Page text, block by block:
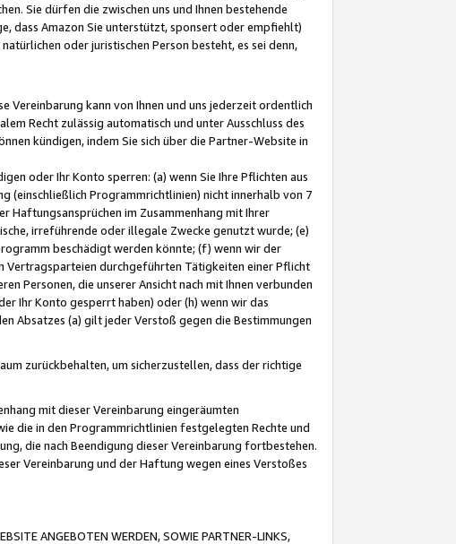
Sie dürfen die zwischen uns und Ihnen bestehende
dass Amazon Sie unterstützt, sponsert oder empfiehlt)
oder juristischen Person besteht, es sei denn,
Vereinbarung kann von Ihnen und uns jederzeit ordentlich
Recht zulässig automatisch und unter Ausschluss des
kündigen, indem Sie sich über die Partner-Website in
oder Ihr Konto sperren: (a) wenn Sie Ihre Pflichten aus
(einschließlich Programmrichtlinien) nicht innerhalb von 7
Haftungsansprüchen im Zusammenhang mit Ihrer
irreführende oder illegale Zwecke genutzt wurde; (e)
beschädigt werden könnte; (f) wenn wir der
Vertragsparteien durchgeführten Tätigkeiten einer Pflicht
Personen, die unserer Ansicht nach mit Ihnen verbunden
Ihr Konto gesperrt haben) oder (h) wenn wir das
Absatzes (a) gilt jeder Verstoß gegen die Bestimmungen
zurückbehalten, um sicherzustellen, dass der richtige
mit dieser Vereinbarung eingeräumten
die in den Programmrichtlinien festgelegten Rechte und
die nach Beendigung dieser Vereinbarung fortbestehen.
Vereinbarung und der Haftung wegen eines Verstoßes
ANGEBOTEN WERDEN, SOWIE PARTNER-LINKS,